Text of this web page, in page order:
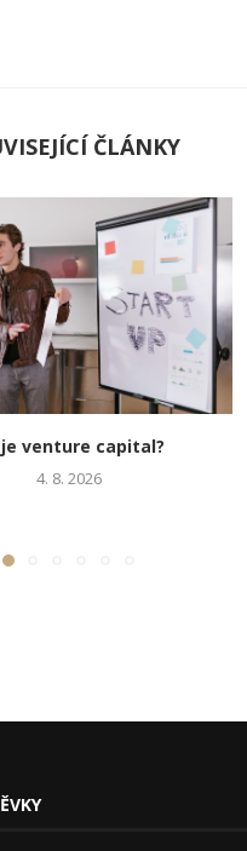
ČLÁNKY
je venture capital?
4. 8. 2026